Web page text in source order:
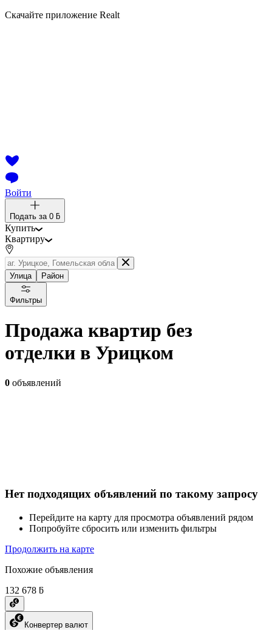
Скачайте приложение Realt
Войти
Подать за 0 ƃ
Купить
Квартиру
Улица Район
Фильтры
Продажа квартир без
отделки в Урицком
0 объявлений
Нет подходящих объявлений по такому запросу
Перейдите на карту для просмотра объявлений рядом
Попробуйте сбросить или изменить фильтры
Продолжить на карте
Похожие объявления
132 678 ƃ
Конвертер валют